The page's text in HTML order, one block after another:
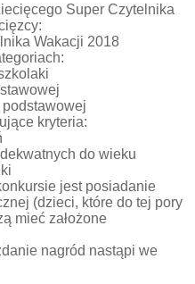
Super Czytelnika
Wakacji 2018
podstawowej
kryteria:
do wieku
jest posiadanie
(dzieci, które do tej pory
mieć założone
nagród nastąpi we